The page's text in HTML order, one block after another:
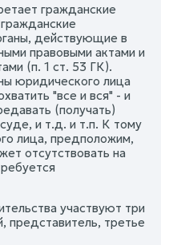
гражданские
действующие в
правовыми актами и
(п. 1 ст. 53 ГК).
юридического лица
"все и вся" - и
(получать)
и т.д. и т.п. К тому
лица, предположим,
отсутствовать на
участвуют три
представитель, третье